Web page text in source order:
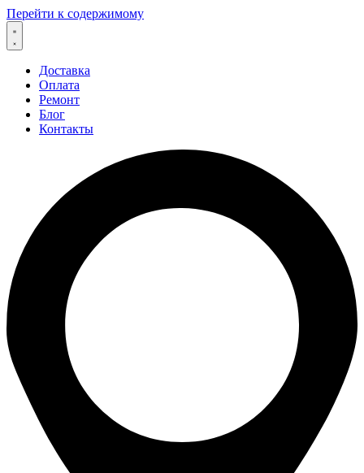
Перейти к содержимому
Доставка
Оплата
Ремонт
Блог
Контакты